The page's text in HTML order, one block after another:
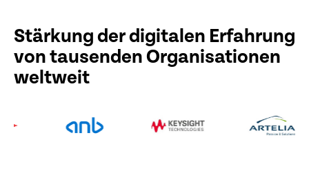
Stärkung der digitalen Erfahrung
von tausenden Organisationen
weltweit